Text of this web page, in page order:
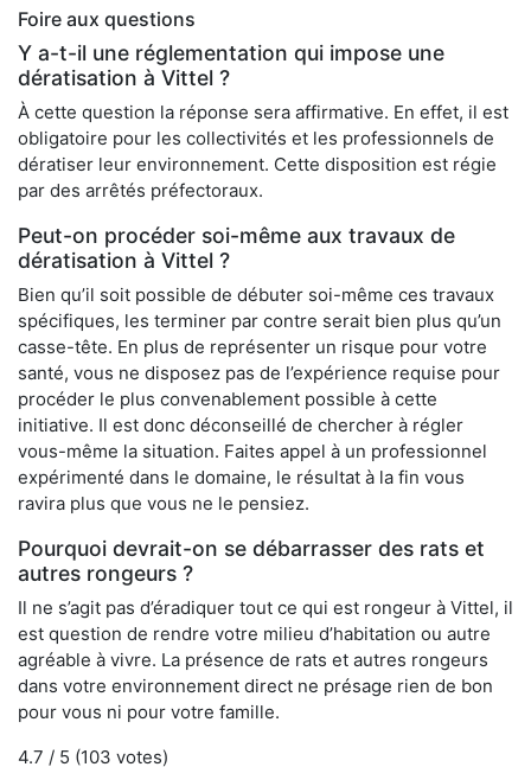
Foire aux questions
Y a-t-il une réglementation qui impose une
dératisation à Vittel ?
À cette question la réponse sera affirmative. En effet, il est
obligatoire pour les collectivités et les professionnels de
dératiser leur environnement. Cette disposition est régie
par des arrêtés préfectoraux.
Peut-on procéder soi-même aux travaux de
dératisation à Vittel ?
Bien qu’il soit possible de débuter soi-même ces travaux
spécifiques, les terminer par contre serait bien plus qu’un
casse-tête. En plus de représenter un risque pour votre
santé, vous ne disposez pas de l’expérience requise pour
procéder le plus convenablement possible à cette
initiative. Il est donc déconseillé de chercher à régler
vous-même la situation. Faites appel à un professionnel
expérimenté dans le domaine, le résultat à la fin vous
ravira plus que vous ne le pensiez.
Pourquoi devrait-on se débarrasser des rats et
autres rongeurs ?
Il ne s’agit pas d’éradiquer tout ce qui est rongeur à Vittel, il
est question de rendre votre milieu d’habitation ou autre
agréable à vivre. La présence de rats et autres rongeurs
dans votre environnement direct ne présage rien de bon
pour vous ni pour votre famille.
4.7 / 5 (103 votes)